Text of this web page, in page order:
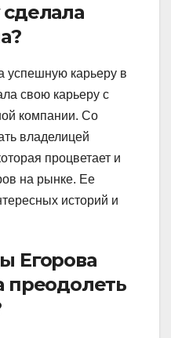
успешную карьеру в
свою карьеру с
компании. Со
владелицей
процветает и
на рынке. Ее
историй и
Егорова
преодолеть